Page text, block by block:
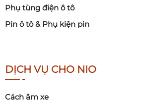
Phụ tùng điện ô tô
Pin ô tô & Phụ kiện pin
DỊCH VỤ CHO NIO
Cách âm xe